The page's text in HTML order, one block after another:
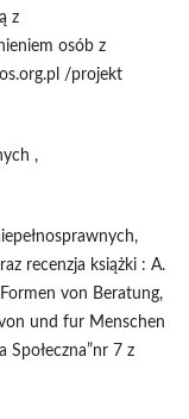
z
osób z
/projekt
,
recenzja książki : A.
von Beratung,
und fur Menschen
7 z